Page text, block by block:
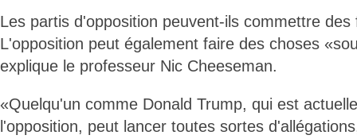
Les partis d'opposition peuvent-ils commettre
L'opposition peut également faire des choses
explique le professeur Nic Cheeseman.
«Quelqu'un comme Donald Trump, qui est
l'opposition, peut lancer toutes sortes